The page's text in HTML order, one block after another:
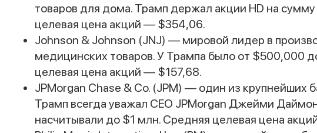
товаров для дома. Трамп держал акции HD на
целевая цена акций — $354,06.
Johnson & Johnson (JNJ) — мировой лидер в
медицинских товаров. У Трампа было от $500,000
целевая цена акций — $157,68.
JPMorgan Chase & Co. (JPM) — один из крупнейших
Трамп всегда уважал CEO JPMorgan Джейми
насчитывали до $1 млн. Средняя целевая цена